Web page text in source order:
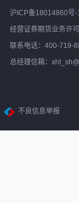
沪ICP备18014860号-
经营证券期货业务许
联系电话：400-719-
总经理信箱：
不良信息举报